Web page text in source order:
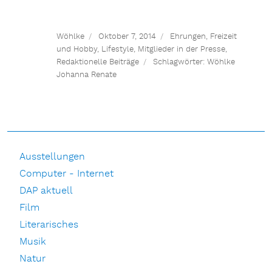
Wöhlke Oktober 7, 2014 Ehrungen, Freizeit
und Hobby, Lifestyle, Mitglieder in der Presse,
Redaktionelle Beiträge
Schlagwörter:Wöhlke
Johanna Renate
Ausstellungen
Computer - Internet
DAP aktuell
Film
Literarisches
Musik
Natur